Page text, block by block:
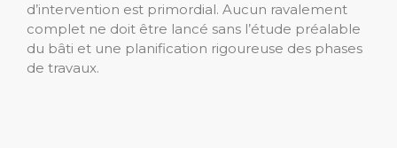
d’intervention est primordial. Aucun ravalement
complet ne doit être lancé sans l’étude préalable
du bâti et une planification rigoureuse des phases
de travaux.